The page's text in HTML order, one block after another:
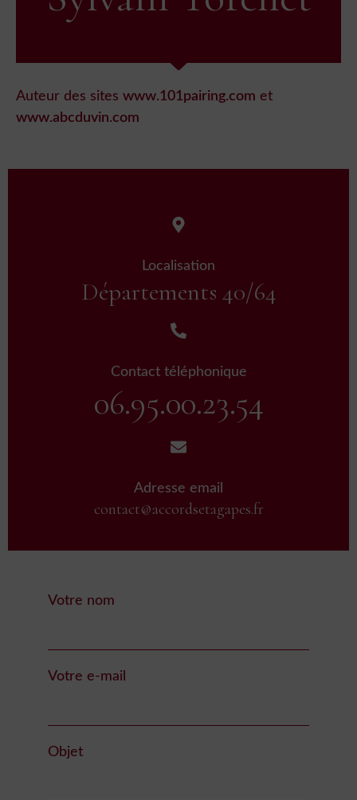
Auteur des sites www.101pairing.com et
www.abcduvin.com
Localisation
Départements 40/64
Contact téléphonique
06.95.00.23.54
Adresse email
contact@accordsetagapes.fr
Votre nom
Votre e-mail
Objet